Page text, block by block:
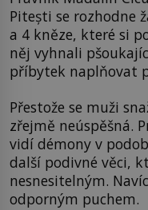
Pitești se rozhodne
a 4 kněze, které si
něj vyhnali
příbytek naplňovat
Přestože se muži
zřejmě neúspěšná.
vidí démony v
další podivné věci,
nesnesitelným.
odporným puchem.